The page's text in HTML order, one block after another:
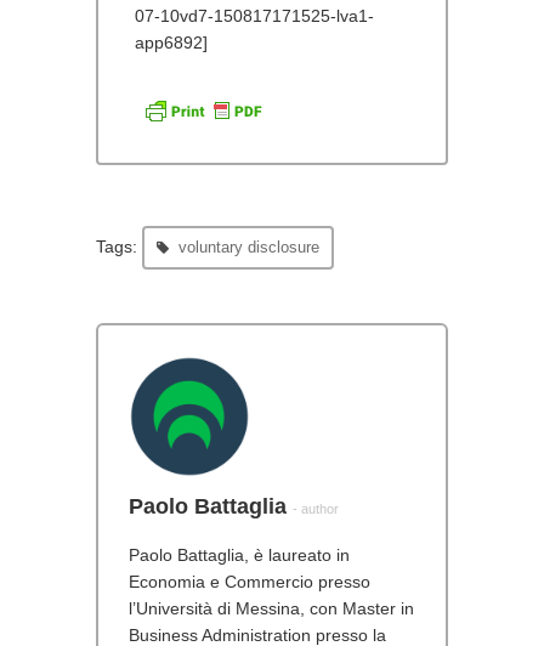
07-10vd7-150817171525-lva1-
app6892]
Tags: voluntary disclosure
Paolo Battaglia - author
Paolo Battaglia, è laureato in
Economia e Commercio presso
l’Università di Messina, con Master in
Business Administration presso la